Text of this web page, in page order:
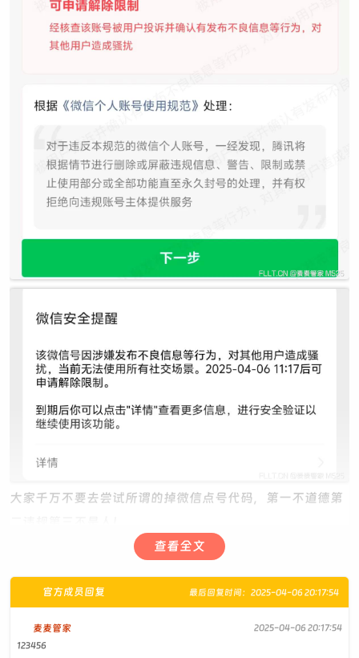
大家千万不要去尝试所谓的掉微信点号代码，第一不道德第
以下教程仅供学习交流，谨防不明真相的朋友遇到这种代码
掉微信%100秒掉无敌代码新手看好以下↓首先点到对方主
记录一条，或者N条也行举报内容填入以下代码等待五秒出
查看全文
最后回复时间：2025-04-06 20:17:54
官方成员回复
麦麦管家
2025-04-06 20:17:54
123456